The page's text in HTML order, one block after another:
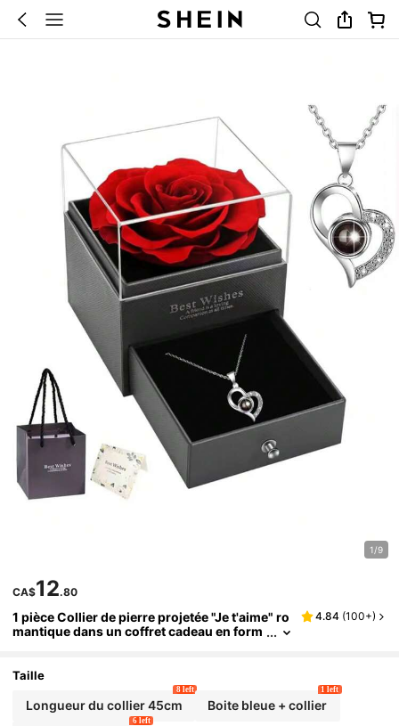
1/9
CA$12.80
1 pièce Collier de pierre projetée "Je t'aime" ro
mantique dans un coffret cadeau en form
collier dans un coffret cadeau en forme de tiro
ir avec projection "Je t'aime" en 100 langues.
Convient comme cadeau de fête
4.84 (100+)
Taille
Longueur du collier 45cm
8 left
Boite bleue + collier
1 left
6 left